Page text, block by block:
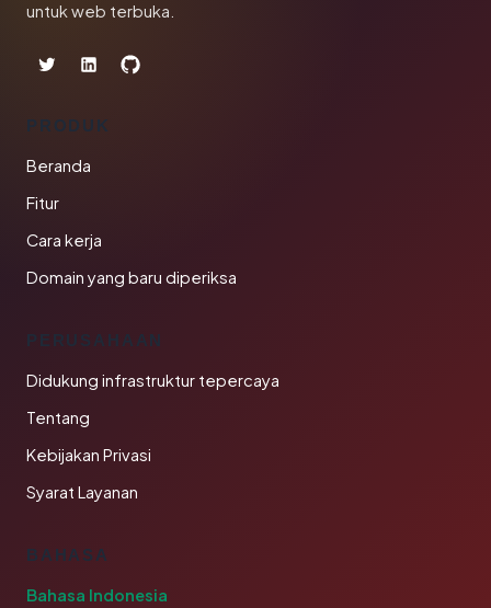
untuk web terbuka.
PRODUK
Beranda
Fitur
Cara kerja
Domain yang baru diperiksa
PERUSAHAAN
Didukung infrastruktur tepercaya
Tentang
Kebijakan Privasi
Syarat Layanan
BAHASA
Bahasa Indonesia